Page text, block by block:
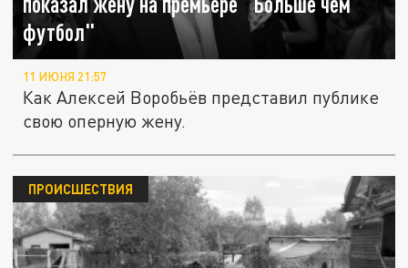
футбол"
11 ИЮНЯ 21:57
Как Алексей Воробьёв представил публике
свою оперную жену.
ПРОИСШЕСТВИЯ